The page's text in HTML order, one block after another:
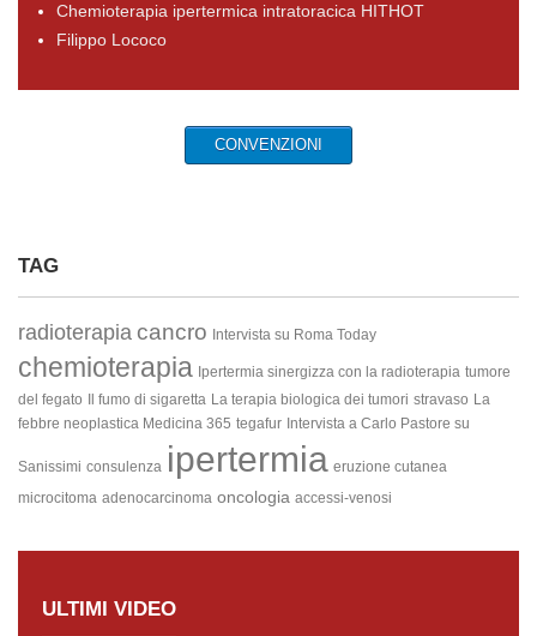
Chemioterapia ipertermica intratoracica HITHOT
Filippo Lococo
CONVENZIONI
TAG
radioterapia cancro Intervista su Roma Today
chemioterapia Ipertermia sinergizza con la radioterapia tumore
del fegato
Il fumo di sigaretta La terapia biologica dei tumori stravaso La
febbre neoplastica Medicina 365 tegafur Intervista a Carlo Pastore su
Sanissimi consulenza ipertermia eruzione cutanea
microcitoma adenocarcinoma oncologia accessi-venosi
ULTIMI VIDEO